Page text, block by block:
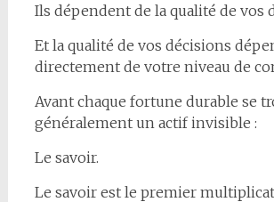
Ils dépendent de la qualité de vos
Et la qualité de vos décisions
directement de votre niveau de
Avant chaque fortune durable se
généralement un actif invisible :
Le savoir.
Le savoir est le premier